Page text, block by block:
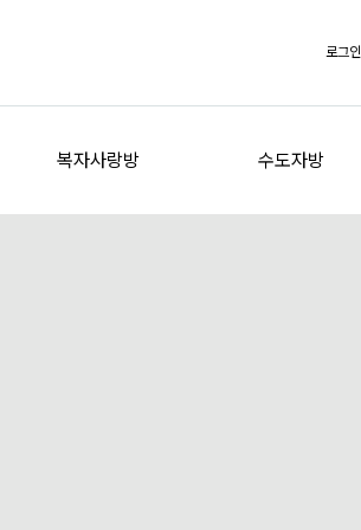
로그인
복자사랑방 수도자방